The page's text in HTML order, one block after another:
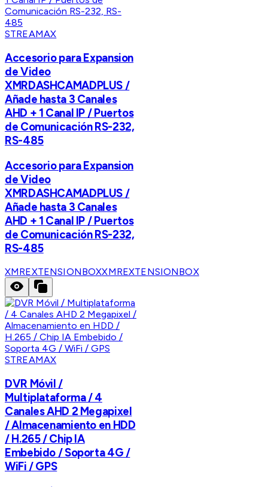
STREAMAX
Accesorio para Expansion
de Video
XMRDASHCAMADPLUS /
Añade hasta 3 Canales
AHD + 1 Canal IP / Puertos
de Comunicación RS-232,
RS-485
Accesorio para Expansion
de Video
XMRDASHCAMADPLUS /
Añade hasta 3 Canales
AHD + 1 Canal IP / Puertos
de Comunicación RS-232,
RS-485
XMREXTENSIONBOXXMREXTENSIONBOX
STREAMAX
DVR Móvil /
Multiplataforma / 4
Canales AHD 2 Megapixel
/ Almacenamiento en HDD
/ H.265 / Chip IA
Embebido / Soporta 4G /
WiFi / GPS